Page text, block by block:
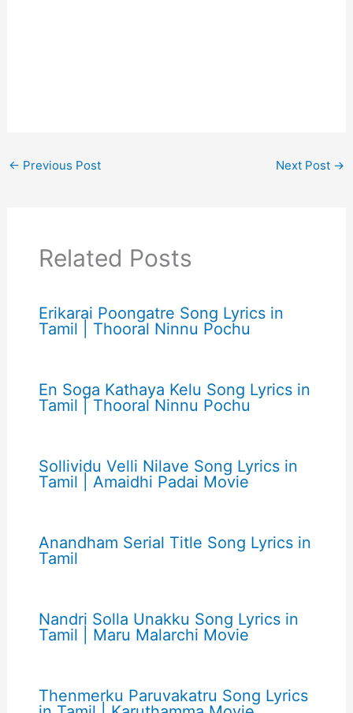
← Previous Post Next Post →
Related Posts
Erikarai Poongatre Song Lyrics in
Tamil | Thooral Ninnu Pochu
En Soga Kathaya Kelu Song Lyrics in
Tamil | Thooral Ninnu Pochu
Sollividu Velli Nilave Song Lyrics in
Tamil | Amaidhi Padai Movie
Anandham Serial Title Song Lyrics in
Tamil
Nandri Solla Unakku Song Lyrics in
Tamil | Maru Malarchi Movie
Thenmerku Paruvakatru Song Lyrics